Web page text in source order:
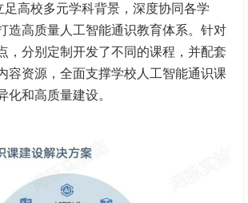
足高校多元学科背景，深度协同各学
造高质量人工智能通识教育体系。针对
，分别定制开发了不同的课程，并配套
容资源，全面支撑学校人工智能通识课
化和高质量建设。